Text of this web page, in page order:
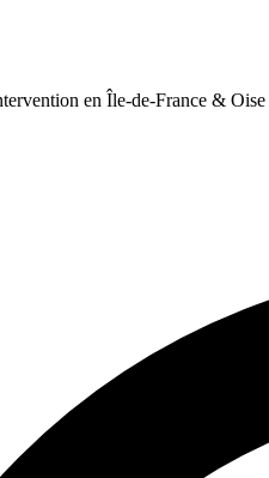
en Île-de-France & Oise